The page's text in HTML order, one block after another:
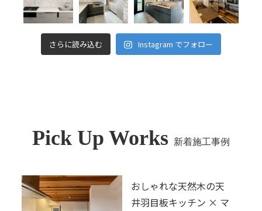
さらに読み込む Instagram でフォロー
Pick Up Works 新着施工事例
おしゃれな天然木の天
井羽目板キッチン × マ